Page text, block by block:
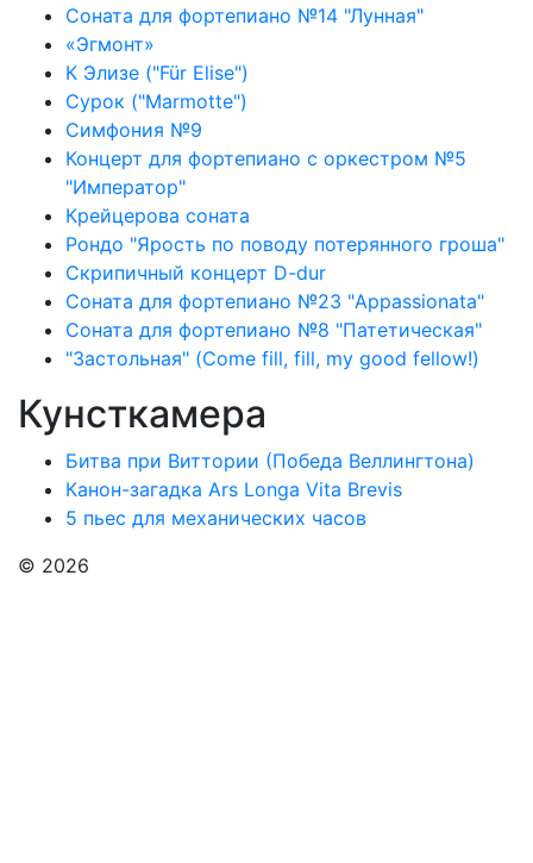
Соната для фортепиано №14 "Лунная"
«Эгмонт»
К Элизе ("Für Elise")
Сурок ("Marmotte")
Симфония №9
Концерт для фортепиано с оркестром №5
"Император"
Крейцерова соната
Рондо "Ярость по поводу потерянного гроша"
Скрипичный концерт D-dur
Соната для фортепиано №23 "Appassionata"
Соната для фортепиано №8 "Патетическая"
"Застольная" (Come fill, fill, my good fellow!)
Кунсткамера
Битва при Виттории (Победа Веллингтона)
Канон-загадка Ars Longa Vita Brevis
5 пьес для механических часов
© 2026